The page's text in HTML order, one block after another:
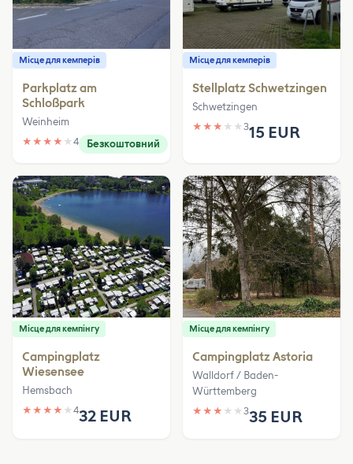
Місце для кемперів
Parkplatz am
Schloßpark
Weinheim
★ ★ ★ ★ ★ 4 Безкоштовний
Місце для кемперів
Stellplatz Schwetzingen
Schwetzingen
★ ★ ★ ★ ★ 315 EUR
Місце для кемпінгу
Campingplatz
Wiesensee
Hemsbach
★ ★ ★ ★ ★ 432 EUR
Місце для кемпінгу
Campingplatz Astoria
Walldorf / Baden-
Württemberg
★ ★ ★ ★ ★ 335 EUR